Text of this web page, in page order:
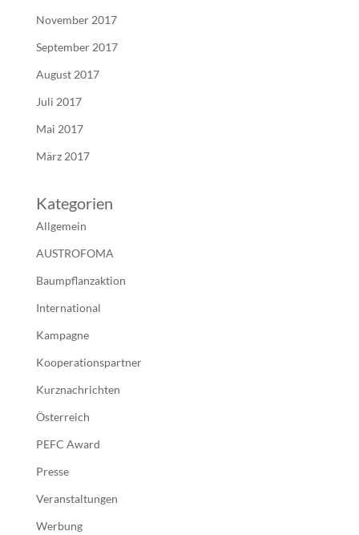
November 2017
September 2017
August 2017
Juli 2017
Mai 2017
März 2017
Kategorien
Allgemein
AUSTROFOMA
Baumpflanzaktion
International
Kampagne
Kooperationspartner
Kurznachrichten
Österreich
PEFC Award
Presse
Veranstaltungen
Werbung